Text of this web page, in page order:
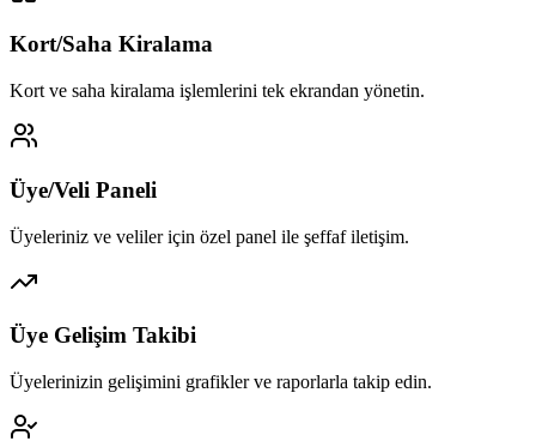
Kort/Saha Kiralama
Kort ve saha kiralama işlemlerini tek ekrandan yönetin.
Üye/Veli Paneli
Üyeleriniz ve veliler için özel panel ile şeffaf iletişim.
Üye Gelişim Takibi
Üyelerinizin gelişimini grafikler ve raporlarla takip edin.